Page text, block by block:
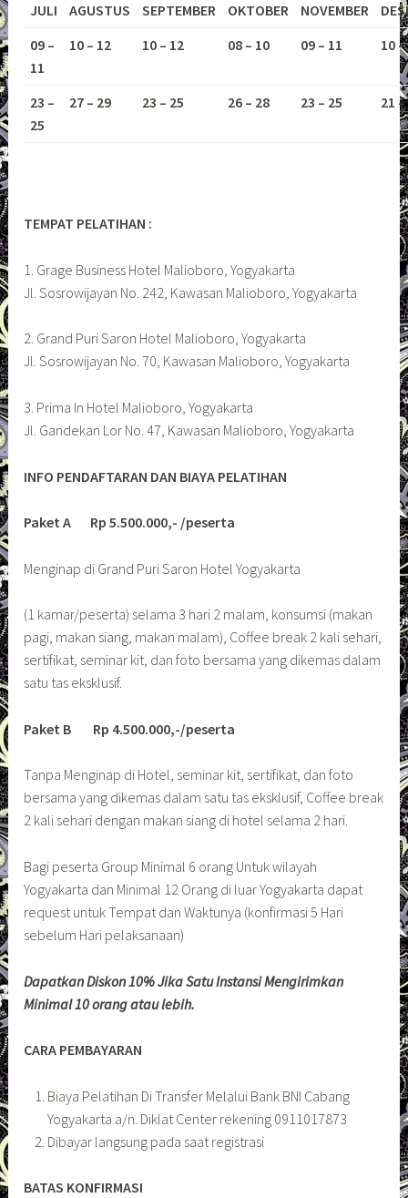
JULI AGUSTUS SEPTEMBER OKTOBER NOVEMBER
09 –
11
10 – 12 10 – 12 08 – 10 09 – 11 10
23 –
25
27 – 29 23 – 25 26 – 28 23 – 25 21
TEMPAT PELATIHAN :
1. Grage Business Hotel Malioboro, Yogyakarta
Jl. Sosrowijayan No. 242, Kawasan Malioboro, Yogyakarta
2. Grand Puri Saron Hotel Malioboro, Yogyakarta
Jl. Sosrowijayan No. 70, Kawasan Malioboro, Yogyakarta
3. Prima In Hotel Malioboro, Yogyakarta
Jl. Gandekan Lor No. 47, Kawasan Malioboro, Yogyakarta
INFO PENDAFTARAN DAN BIAYA PELATIHAN
Paket A Rp 5.500.000,- /peserta
Menginap di Grand Puri Saron Hotel Yogyakarta
(1 kamar/peserta) selama 3 hari 2 malam, konsumsi (makan
pagi, makan siang, makan malam), Coffee break 2 kali sehari,
sertifikat, seminar kit, dan foto bersama yang dikemas dalam
satu tas eksklusif.
Paket B Rp 4.500.000,-/peserta
Tanpa Menginap di Hotel, seminar kit, sertifikat, dan foto
bersama yang dikemas dalam satu tas eksklusif, Coffee break
2 kali sehari dengan makan siang di hotel selama 2 hari.
Bagi peserta Group Minimal 6 orang Untuk wilayah
Yogyakarta dan Minimal 12 Orang di luar Yogyakarta dapat
request untuk Tempat dan Waktunya (konfirmasi 5 Hari
sebelum Hari pelaksanaan)
Dapatkan Diskon 10% Jika Satu Instansi Mengirimkan
Minimal 10 orang atau lebih.
CARA PEMBAYARAN
Biaya Pelatihan Di Transfer Melalui Bank BNI Cabang
Yogyakarta a/n. Diklat Center rekening 0911017873
Dibayar langsung pada saat registrasi
BATAS KONFIRMASI